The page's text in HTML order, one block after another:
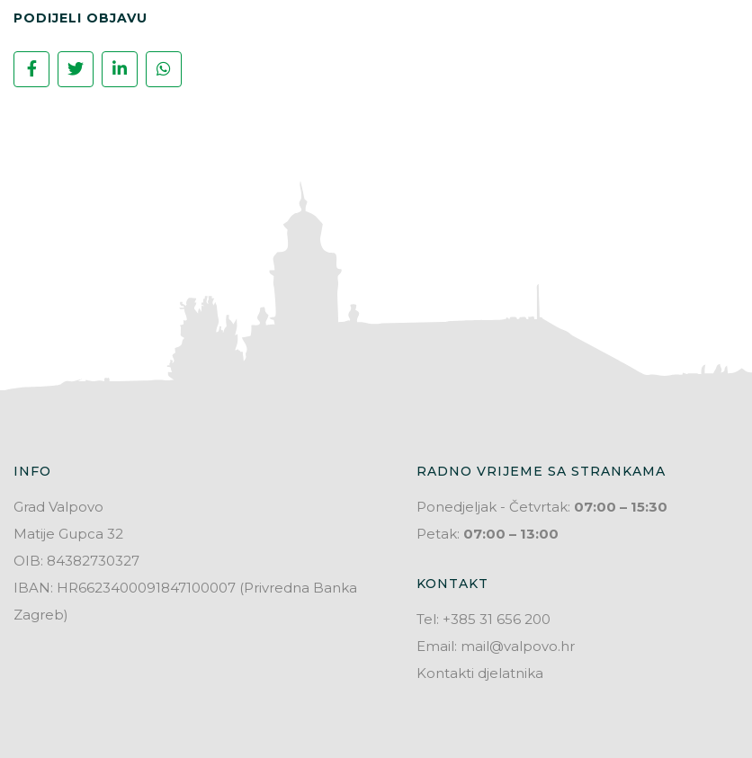
PODIJELI OBJAVU
INFO
Grad Valpovo
Matije Gupca 32
OIB: 84382730327
IBAN: HR6623400091847100007 (Privredna Banka
Zagreb)
RADNO VRIJEME SA STRANKAMA
Ponedjeljak - Četvrtak: 07:00 – 15:30
Petak: 07:00 – 13:00
KONTAKT
Tel: +385 31 656 200
Email: mail@valpovo.hr
Kontakti djelatnika